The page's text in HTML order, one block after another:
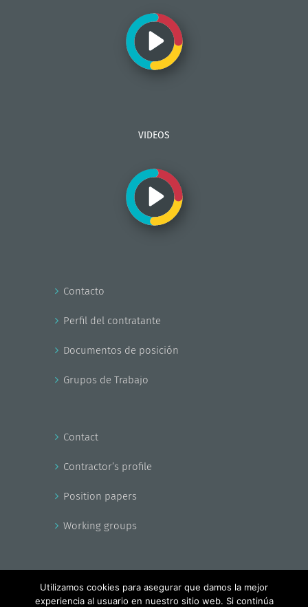
VIDEOS
Contacto
Perfil del contratante
Documentos de posición
Grupos de Trabajo
Contact
Contractor’s profile
Position papers
Working groups
Utilizamos cookies para asegurar que damos la mejor
experiencia al usuario en nuestro sitio web. Si continúa